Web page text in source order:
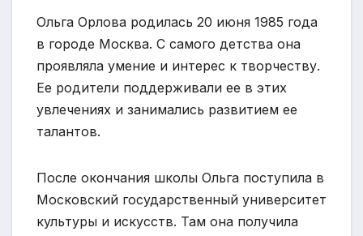
Ольга Орлова родилась 20 июня 1985 года
в городе Москва. С самого детства она
проявляла умение и интерес к творчеству.
Ее родители поддерживали ее в этих
увлечениях и занимались развитием ее
талантов.
После окончания школы Ольга поступила в
Московский государственный университет
культуры и искусств. Там она получила